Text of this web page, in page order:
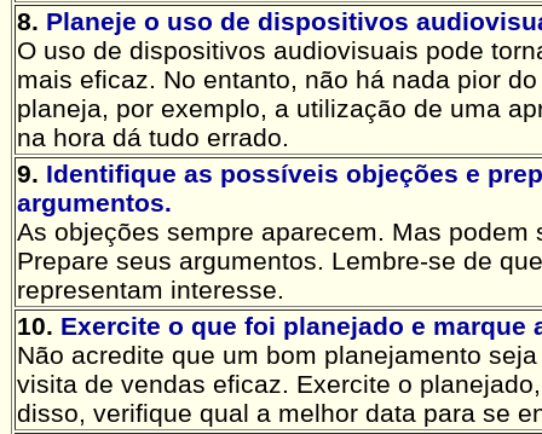
8. Planeje o uso de dispositivos
O uso de dispositivos audiovisuais pode
mais eficaz. No entanto, não há nada pior
planeja, por exemplo, a utilização de uma
na hora dá tudo errado.
9. Identifique as possíveis objeções e
argumentos.
As objeções sempre aparecem. Mas podem
Prepare seus argumentos. Lembre-se de
representam interesse.
10. Exercite o que foi planejado e marque
Não acredite que um bom planejamento
visita de vendas eficaz. Exercite o
disso, verifique qual a melhor data para se